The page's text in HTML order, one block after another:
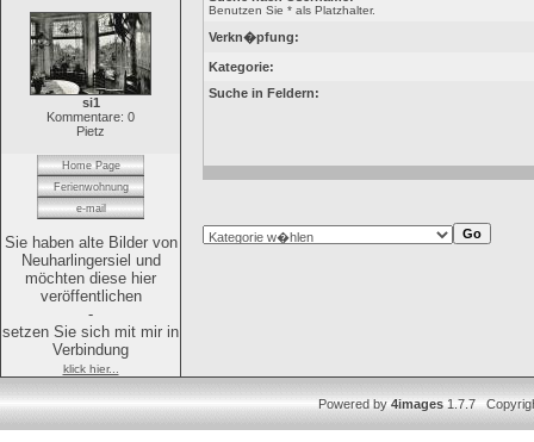
si1
Kommentare: 0
Pietz
Home Page
Ferienwohnung
e-mail
Sie haben alte Bilder von
Neuharlingersiel und
möchten diese hier
veröffentlichen
-
setzen Sie sich mit mir in
Verbindung
klick hier...
Benutzen Sie * als Platzhalter.
Verkn�pfung:
Kategorie:
Suche in Feldern:
Powered by4images1.7.7